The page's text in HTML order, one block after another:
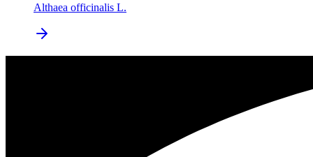
Althaea officinalis L.